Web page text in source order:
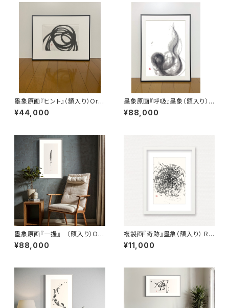
墨象原画『ヒント』（額入り）Orig
inal Painting「Tip」（Frame
d）
¥44,000
墨象原画『呼吸』墨象（額入り）O
riginal Painting「breath」（Fr
amed）
¥88,000
墨象原画『一握』 （額入り）Ori
ginal Painting「Handful」（Fr
amed）
¥88,000
複製画『奇跡』墨象（額入り） Re
production painting「Miracl
e」（Framed）
¥11,000